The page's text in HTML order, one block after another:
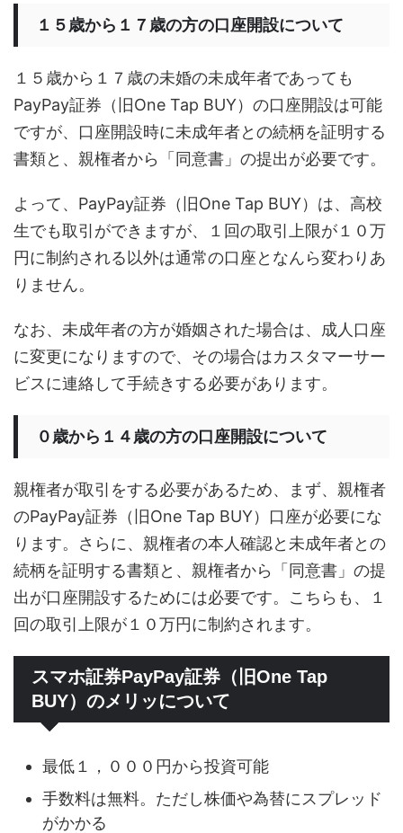
１５歳から１７歳の方の口座開設について
１５歳から１７歳の未婚の未成年者であっても
PayPay証券（旧One Tap BUY）の口座開設は可能
ですが、口座開設時に未成年者との続柄を証明する
書類と、親権者から「同意書」の提出が必要です。
よって、PayPay証券（旧One Tap BUY）は、高校
生でも取引ができますが、１回の取引上限が１０万
円に制約される以外は通常の口座となんら変わりあ
りません。
なお、未成年者の方が婚姻された場合は、成人口座
に変更になりますので、その場合はカスタマーサー
ビスに連絡して手続きする必要があります。
０歳から１４歳の方の口座開設について
親権者が取引をする必要があるため、まず、親権者
のPayPay証券（旧One Tap BUY）口座が必要にな
ります。さらに、親権者の本人確認と未成年者との
続柄を証明する書類と、親権者から「同意書」の提
出が口座開設するためには必要です。こちらも、１
回の取引上限が１０万円に制約されます。
スマホ証券PayPay証券（旧One Tap
BUY）のメリッについて
最低１，０００円から投資可能
手数料は無料。ただし株価や為替にスプレッド
がかかる